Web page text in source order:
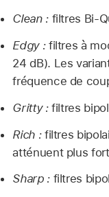
Clean :filtres Bi-
Edgy :filtres à
24 dB). Les
fréquence de
Gritty :filtres
Rich :filtres
atténuent plus
Sharp :filtres